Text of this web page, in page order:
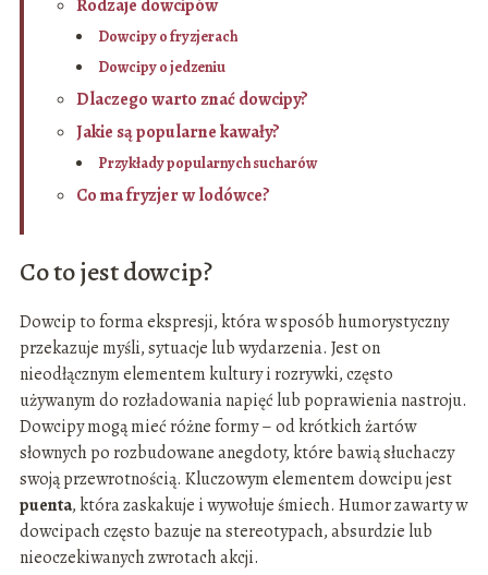
Rodzaje dowcipów
Dowcipy o fryzjerach
Dowcipy o jedzeniu
Dlaczego warto znać dowcipy?
Jakie są popularne kawały?
Przykłady popularnych sucharów
Co ma fryzjer w lodówce?
Co to jest dowcip?
Dowcip to forma ekspresji, która w sposób humorystyczny
przekazuje myśli, sytuacje lub wydarzenia. Jest on
nieodłącznym elementem kultury i rozrywki, często
używanym do rozładowania napięć lub poprawienia nastroju.
Dowcipy mogą mieć różne formy – od krótkich żartów
słownych po rozbudowane anegdoty, które bawią słuchaczy
swoją przewrotnością. Kluczowym elementem dowcipu jest
puenta, która zaskakuje i wywołuje śmiech. Humor zawarty w
dowcipach często bazuje na stereotypach, absurdzie lub
nieoczekiwanych zwrotach akcji.